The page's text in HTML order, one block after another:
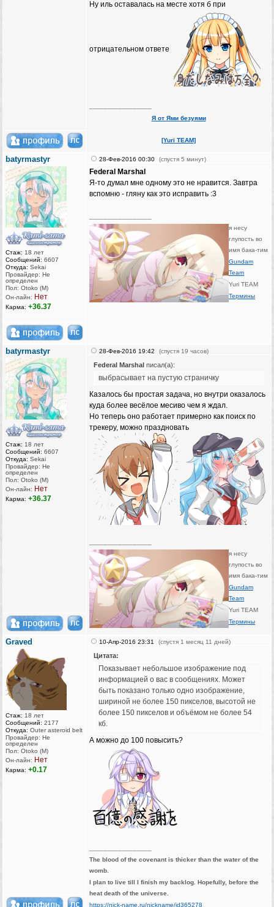
Ну иль оставалась на месте хотя б при
отрицательном ответе
Я от Ями безуями
[Yuri TEAM]
batyrmastyr
Стаж: 18 лет
Сообщений: 6607
Откуда: Sekai
Провайдер: Не
определен
Пол: Otoko (M)
Он-лайн: Нет
Карма: +36.37
28-Фев-2016 00:30 (спустя 5 минут)
Federal Marshal
Я-то думал мне одному это не нравится. Завтра
вспомню - гляну как это исправить :3
я несу
глупость во
имя бака-тим
Gundam
Team
Yuri TEAM
Термины
batyrmastyr
Стаж: 18 лет
Сообщений: 6607
Откуда: Sekai
Провайдер: Не
определен
Пол: Otoko (M)
Он-лайн: Нет
Карма: +36.37
28-Фев-2016 19:42 (спустя 19 часов)
Federal Marshal писал(а):
выбрасывает на пустую страничку
Казалось бы простая задача, но внутри оказалось
куда более весёлое месиво чем я ждал.
Но теперь оно работает примерно как поиск по
трекеру, можно праздновать
я несу
глупость во
имя бака-тим
Gundam
Team
Yuri TEAM
Термины
Graved
Стаж: 18 лет
Сообщений: 2177
Откуда: Outer asteroid belt
Провайдер: Не
определен
Пол: Otoko (M)
Он-лайн: Нет
Карма: +0.17
10-Апр-2016 23:31 (спустя 1 месяц 11 дней)
Цитата:
Показывает небольшое изображение под
информацией о вас в сообщениях. Может
быть показано только одно изображение,
шириной не более 150 пикселов, высотой не
более 150 пикселов и объёмом не более 54
кб.
А можно до 100 повысить?
The blood of the covenant is thicker than the water of the
womb.
I plan to live till I finish my backlog. Hopefully, before the
heat death of the universe.
https://nick-name.ru/nickname/id365278